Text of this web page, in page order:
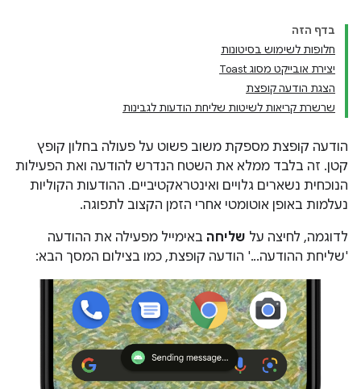
בדף הזה
חלופות לשימוש בסיטונות
יצירת אובייקט מסוג Toast
הצגת הודעה קופצת
שרשרת קריאות לשיטות שליחת הודעות לגבינות
הודעה קופצת מספקת משוב פשוט על פעולה בחלון קופץ
קטן. זה בלבד ממלא את השטח הנדרש להודעה ואת הפעילות
הנוכחית נשארים גלויים ואינטראקטיביים. ההודעות הקוליות
נעלמות באופן אוטומטי אחרי הזמן הקצוב לתפוגה.
לדוגמה, לחיצה על שליחה באימייל מפעילה את ההודעה
'שליחת ההודעה...' הודעה קופצת, כמו בצילום המסך הבא: